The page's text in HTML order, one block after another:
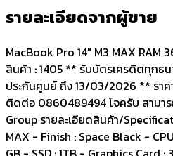
รายละเอียดจากผู้ขาย
MacBook Pro 14" M3 MAX RAM
สินค้า : 1405 ** รับบัตรเครดิตทุกธ
ประกันศูนย์ ถึง 13/03/2026 ** ราค
ติดต่อ 0860489494 โจครับ สามา
Group รายละเอียดสินค้า/
MAX - Finish : Space Black -